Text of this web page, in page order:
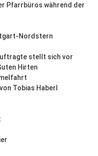
Pfarrbüros während der
Nordstern
stellt sich vor
Hirten
Tobias Haberl